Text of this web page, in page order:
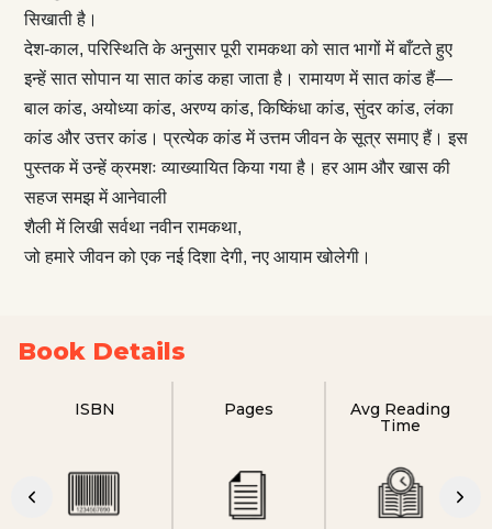
सिखाती है।
देश-काल, परिस्थिति के अनुसार पूरी रामकथा को सात भागों में बाँटते हुए
इन्हें सात सोपान या सात कांड कहा जाता है। रामायण में सात कांड हैं—
बाल कांड, अयोध्या कांड, अरण्य कांड, किष्किंधा कांड, सुंदर कांड, लंका
कांड और उत्तर कांड। प्रत्येक कांड में उत्तम जीवन के सूत्र समाए हैं। इस
पुस्तक में उन्हें क्रमशः व्याख्यायित किया गया है। हर आम और खास की
सहज समझ में आनेवाली
शैली में लिखी सर्वथा नवीन रामकथा,
जो हमारे जीवन को एक नई दिशा देगी, नए आयाम खोलेगी।
Book Details
ISBN Pages
Avg Reading
Time